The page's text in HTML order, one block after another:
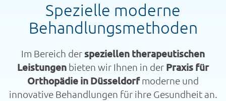
Spezielle moderne
Behandlungsmethoden
Im Bereich derspeziellen therapeutischen
Leistungen bieten wir Ihnen in der Praxis für
Orthopädie in Düsseldorfmoderne und
innovative Behandlungen für ihre Gesundheit an.